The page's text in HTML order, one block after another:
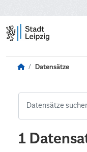
Datensätze
1